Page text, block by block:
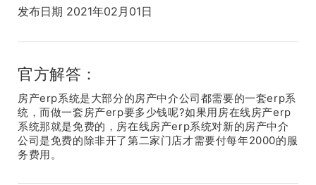
发布日期 2021年02月01日
官方解答：
房产erp系统是大部分的房产中介公司都需要的一套erp系
统，而做一套房产erp要多少钱呢?如果用房在线房产erp
系统那就是免费的，房在线房产erp系统对新的房产中介
公司是免费的除非开了第二家门店才需要付每年2000的服
务费用。